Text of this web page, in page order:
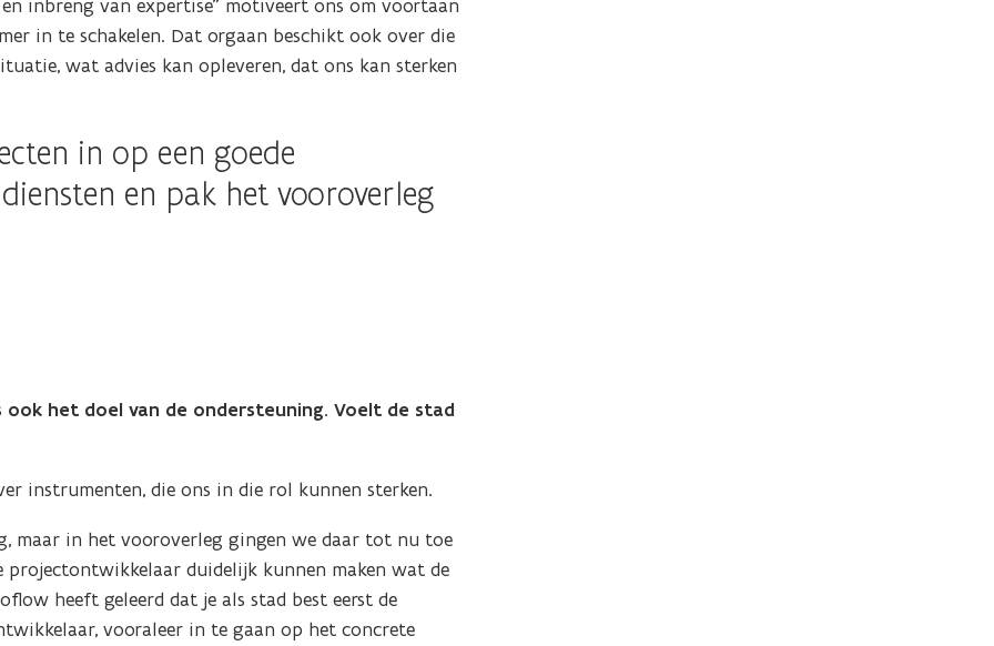
inbreng van expertise” motiveert ons om voortaan
in te schakelen. Dat orgaan beschikt ook over die
wat advies kan opleveren, dat ons kan sterken
in op een goede
en pak het vooroverleg
het doel van de ondersteuning. Voelt de stad
instrumenten, die ons in die rol kunnen sterken.
maar in het vooroverleg gingen we daar tot nu toe
duidelijk kunnen maken wat de
heeft geleerd dat je als stad best eerst de
vooraleer in te gaan op het concrete